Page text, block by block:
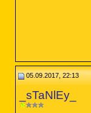
05.09.2017, 22:13
_sTaNlEy_